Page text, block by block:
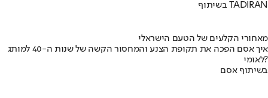
בשיתוף TADIRAN
מאחורי הקלעים של הטעם הישראלי
איך אסם הפכה את תקופת הצנע והמחסור הקשה של שנות ה-40 למותג
לאומי?
בשיתוף אסם